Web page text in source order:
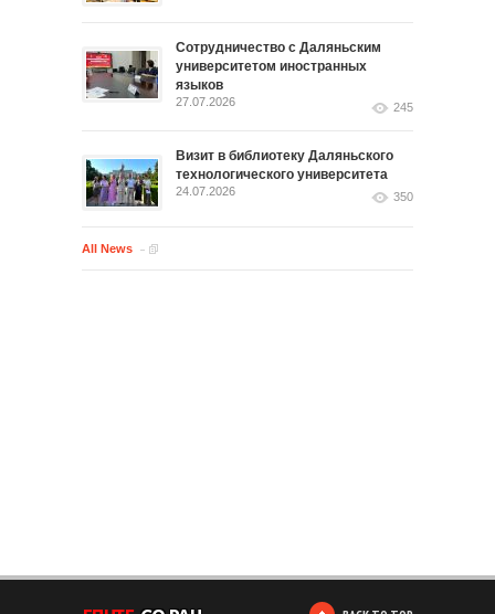
Сотрудничество с Даляньским
университетом иностранных
языков
27.07.2026 245
Визит в библиотеку Даляньского
технологического университета
24.07.2026 350
All News